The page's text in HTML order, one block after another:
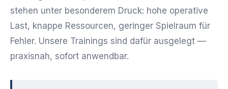
stehen unter besonderem Druck: hohe operative
Last, knappe Ressourcen, geringer Spielraum für
Fehler. Unsere Trainings sind dafür ausgelegt —
praxisnah, sofort anwendbar.